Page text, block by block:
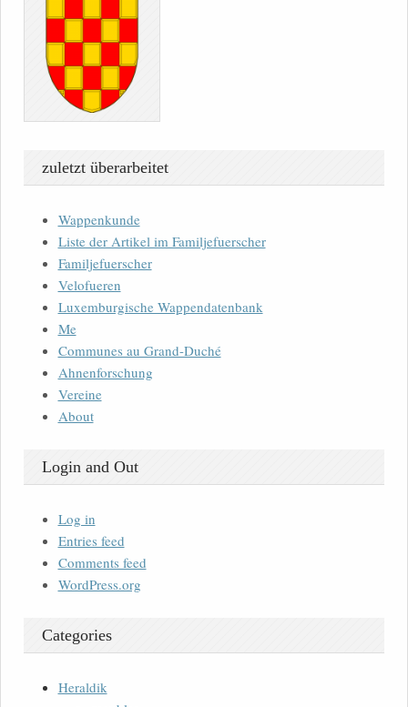
zuletzt überarbeitet
Wappenkunde
Liste der Artikel im Familjefuerscher
Familjefuerscher
Velofueren
Luxemburgische Wappendatenbank
Me
Communes au Grand-Duché
Ahnenforschung
Vereine
About
Login and Out
Log in
Entries feed
Comments feed
WordPress.org
Categories
Heraldik